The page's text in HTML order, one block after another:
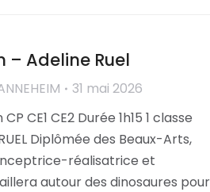
Adeline Ruel
31 mai 2026
CE1 CE2 Durée 1h15 1 classe
Diplômée des Beaux-Arts,
réalisatrice et
autour des dinosaures pour